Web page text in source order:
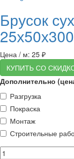
Брусок
Цена / м: 25 ₽
КУПИТЬ СО
Дополнительно
Разгрузка
Покраска
Монтаж
Строительные